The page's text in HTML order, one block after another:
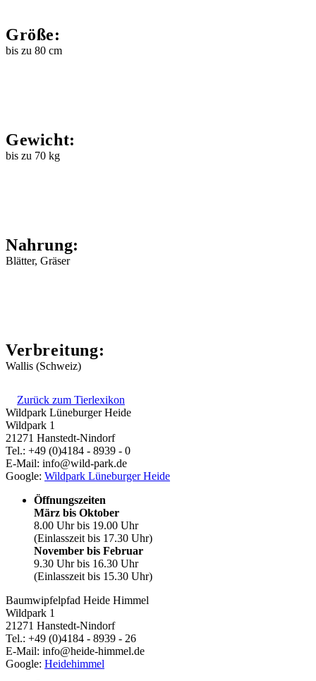
Größe:
bis zu 80 cm
Gewicht:
bis zu 70 kg
Nahrung:
Blätter, Gräser
Verbreitung:
Wallis (Schweiz)
Zurück zum Tierlexikon
Wildpark Lüneburger Heide
Wildpark 1
21271 Hanstedt-Nindorf
Tel.: +49 (0)4184 - 8939 - 0
E-Mail: info@wild-park.de
Google: Wildpark Lüneburger Heide
Öffnungszeiten
März bis Oktober
8.00 Uhr bis 19.00 Uhr
(Einlasszeit bis 17.30 Uhr)
November bis Februar
9.30 Uhr bis 16.30 Uhr
(Einlasszeit bis 15.30 Uhr)
Baumwipfelpfad Heide Himmel
Wildpark 1
21271 Hanstedt-Nindorf
Tel.: +49 (0)4184 - 8939 - 26
E-Mail: info@heide-himmel.de
Google: Heidehimmel